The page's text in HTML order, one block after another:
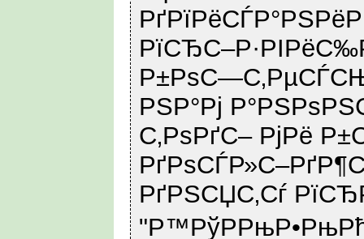
РЅР°Рј
С‚РѕРґС– РјРё
РґРЅСЏС‚Сѓ
"Р™РўРРњР•РњРћ